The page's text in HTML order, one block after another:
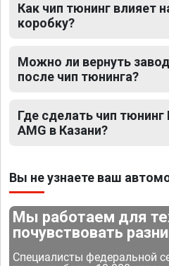
Как чип тюнинг влияет
коробку?
Можно ли вернуть
после чип тюнинга?
Где сделать чип тюнинг
AMG в Казани?
Вы не узнаете ваш
Мы работаем для
почувствовать
Специалисты федеральной